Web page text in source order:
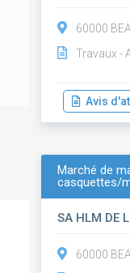
60000
Travaux -
Avis
Marché de
casquettes/
SA HLM DE
60000